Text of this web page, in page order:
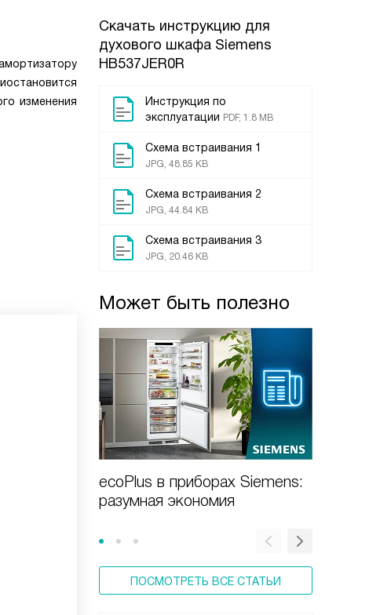
Скачать инструкцию для
духового шкафа Siemens
HB537JER0R
Инструкция по
эксплуатации PDF, 1.8 MB
Схема встраивания 1
JPG, 48.85 KB
Схема встраивания 2
JPG, 44.84 KB
Схема встраивания 3
JPG, 20.46 KB
Может быть полезно
ecoPlus в приборах Siemens:
разумная экономия
ПОСМОТРЕТЬ ВСЕ СТАТЬИ
изменения